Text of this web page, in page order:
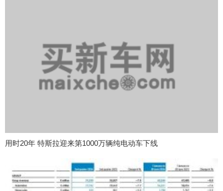
用时20年 特斯拉迎来第1000万辆纯电动车下线